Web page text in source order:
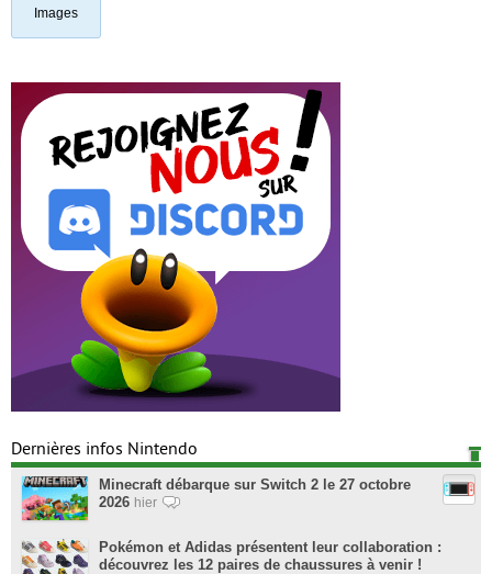
Images
Dernières infos Nintendo
Minecraft débarque sur Switch 2 le 27 octobre
2026 hier
Pokémon et Adidas présentent leur collaboration :
découvrez les 12 paires de chaussures à venir !